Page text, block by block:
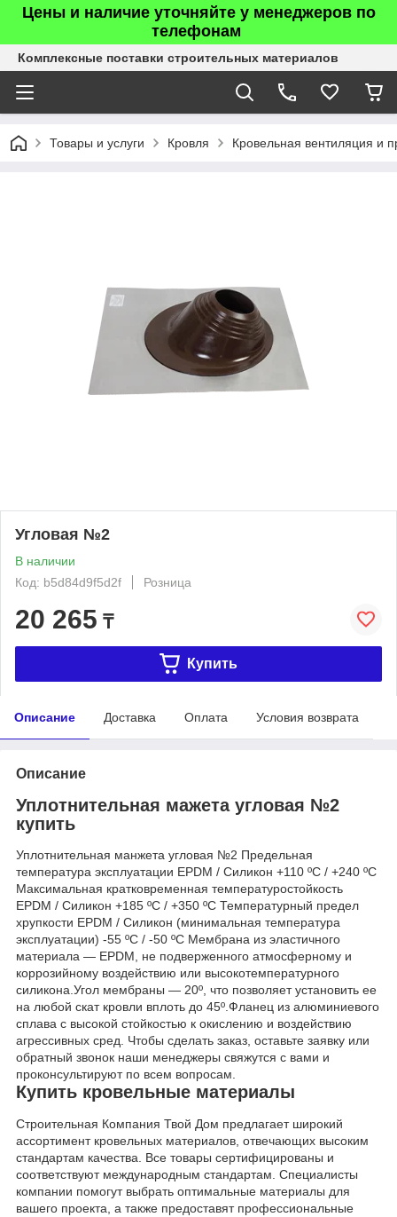
Цены и наличие уточняйте у менеджеров по
телефонам
Комплексные поставки строительных материалов
Товары и услуги Кровля Кровельная вентиляция и
Угловая №2
В наличии
Код: b5d84d9f5d2f
Розница
20 265 ₸
Купить
Описание Доставка Оплата Условия возврата
Описание
Уплотнительная мажета угловая №2
купить
Уплотнительная манжета угловая №2 Предельная
температура эксплуатации EPDM / Силикон +110 ºC / +240 ºC
Максимальная кратковременная температуростойкость
EPDM / Силикон +185 ºC / +350 ºC Температурный предел
хрупкости EPDM / Силикон (минимальная температура
эксплуатации) -55 ºC / -50 ºC Мембрана из эластичного
материала — EPDM, не подверженного атмосферному и
коррозийному воздействию или высокотемпературного
силикона.Угол мембраны — 20º, что позволяет установить ее
на любой скат кровли вплоть до 45º.Фланец из алюминиевого
сплава с высокой стойкостью к окислению и воздействию
агрессивных сред. Чтобы сделать заказ, оставьте заявку или
обратный звонок наши менеджеры свяжутся с вами и
проконсультируют по всем вопросам.
Купить кровельные материалы
Строительная Компания Твой Дом предлагает широкий
ассортимент кровельных материалов, отвечающих высоким
стандартам качества. Все товары сертифицированы и
соответствуют международным стандартам. Специалисты
компании помогут выбрать оптимальные материалы для
вашего проекта, а также предоставят профессиональные